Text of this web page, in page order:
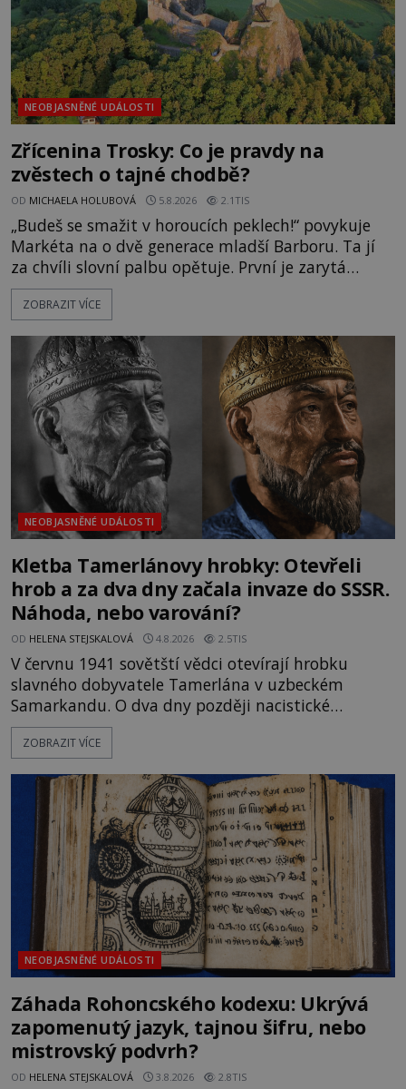
NEOBJASNĚNÉ UDÁLOSTI
Zřícenina Trosky: Co je pravdy na
zvěstech o tajné chodbě?
OD MICHAELA HOLUBOVÁ 5.8.2026 2.1TIS
„Budeš se smažit v horoucích peklech!“ povykuje
Markéta na o dvě generace mladší Barboru. Ta jí
za chvíli slovní palbu opětuje. První je zarytá
katolička, druhá přesvědčená kališnice. A každá z
nich se usídlí na jedné z věží slavného hradu
mezi vůdce protihusitského boje. Za manželku má
skutečně jistou
ZOBRAZIT VÍCE
NEOBJASNĚNÉ UDÁLOSTI
Kletba Tamerlánovy hrobky: Otevřeli
hrob a za dva dny začala invaze do SSSR.
Náhoda, nebo varování?
OD HELENA STEJSKALOVÁ 4.8.2026 2.5TIS
V červnu 1941 sovětští vědci otevírají hrobku
slavného dobyvatele Tamerlána v uzbeckém
Samarkandu. O dva dny později nacistické
Německo zahajuje operaci Barbarossa a napadá
Sovětský svaz. Shoda dat je natolik zarážející, že se
na legendě něco pravdy, nebo jde jen o fascinující
souhru okolností? Když antropolog Michail
Gerasimov (1907-1970) a
ZOBRAZIT VÍCE
NEOBJASNĚNÉ UDÁLOSTI
Záhada Rohoncského kodexu: Ukrývá
zapomenutý jazyk, tajnou šifru, nebo
mistrovský podvrh?
OD HELENA STEJSKALOVÁ 3.8.2026 2.8TIS